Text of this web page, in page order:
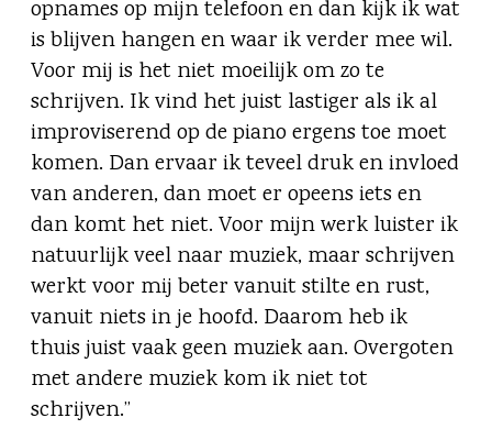
opnames op mijn telefoon en dan kijk ik wat
is blijven hangen en waar ik verder mee wil.
Voor mij is het niet moeilijk om zo te
schrijven. Ik vind het juist lastiger als ik al
improviserend op de piano ergens toe moet
komen. Dan ervaar ik teveel druk en invloed
van anderen, dan moet er opeens iets en
dan komt het niet. Voor mijn werk luister ik
natuurlijk veel naar muziek, maar schrijven
werkt voor mij beter vanuit stilte en rust,
vanuit niets in je hoofd. Daarom heb ik
thuis juist vaak geen muziek aan. Overgoten
met andere muziek kom ik niet tot
schrijven.”